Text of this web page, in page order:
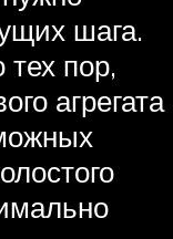
шага.
пор,
агрегата